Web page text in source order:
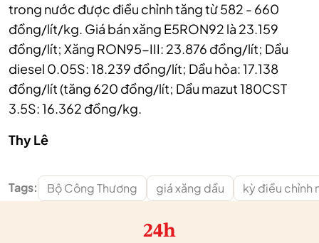
trong nước được điều chỉnh tăng từ 582 - 660
đồng/lít/kg. Giá bán xăng E5RON92 là 23.159
đồng/lít; Xăng RON95-III: 23.876 đồng/lít; Dầu
diesel 0.05S: 18.239 đồng/lít; Dầu hỏa: 17.138
đồng/lít (tăng 620 đồng/lít; Dầu mazut 180CST
3.5S: 16.362 đồng/kg.
Thy Lê
Tags: Bộ Công Thương giá xăng dầu kỳ điều chỉnh
24h